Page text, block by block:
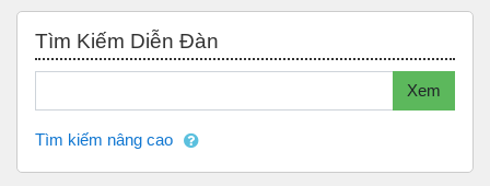
Tìm Kiếm Diễn Đàn
Xem
Tìm kiếm nâng cao